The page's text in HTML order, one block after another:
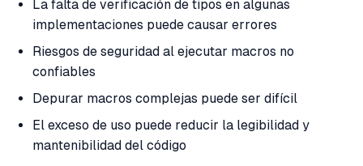
La falta de verificación de tipos en algunas
implementaciones puede causar errores
Riesgos de seguridad al ejecutar macros no
confiables
Depurar macros complejas puede ser difícil
El exceso de uso puede reducir la legibilidad y
mantenibilidad del código